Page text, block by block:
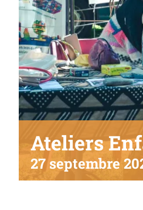
Ateliers
27 septembre